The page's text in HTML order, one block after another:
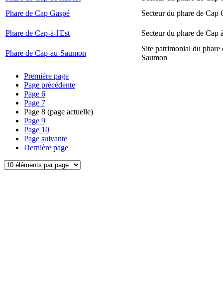
Phare de Cap Gaspé
Secteur du phare de Cap
Phare de Cap-à-l'Est Secteur du phare de Cap
Phare de Cap-au-Saumon
Site patrimonial du phare
Saumon
Première page
Page précédente
Page 6
Page 7
Page 8 (page actuelle)
Page 9
Page 10
Page suivante
Dernière page